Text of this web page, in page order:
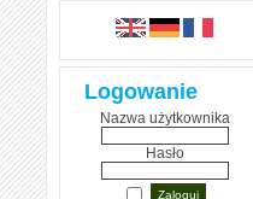
Logowanie
Nazwa użytkownika
Hasło